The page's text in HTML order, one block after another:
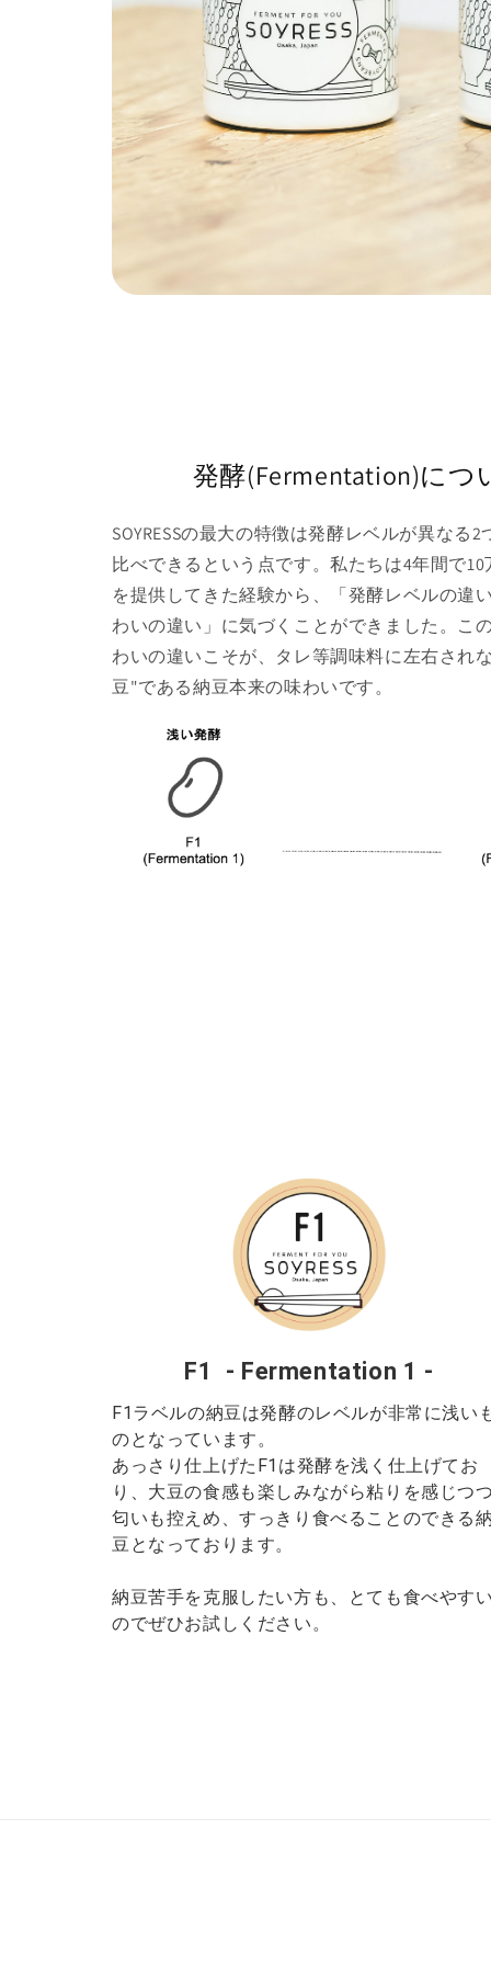
発酵(Fermentation)につ
SOYRESSの最大の特徴は発酵レベルが異なる
比べできるという点です。私たちは4年間で
を提供してきた経験から、「発酵レベルの違
わいの違い」に気づくことができました。こ
わいの違いこそが、タレ等調味料に左右され
豆"である納豆本来の味わいです。
F1 - Fermentation 1 -
F1ラベルの納豆は発酵のレベルが非常に浅い
のとなっています。
あっさり仕上げたF1は発酵を浅く仕上げてお
り、大豆の食感も楽しみながら粘りを感じつ
匂いも控えめ、すっきり食べることのできる
豆となっております。
納豆苦手を克服したい方も、とても食べやす
のでぜひお試しください。